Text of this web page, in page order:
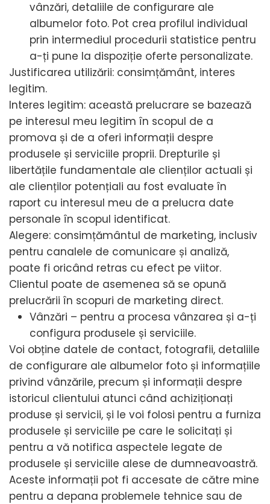
vânzări, detaliile de configurare ale
albumelor foto. Pot crea profilul individual
prin intermediul procedurii statistice pentru
a-ți pune la dispoziție oferte personalizate.
Justificarea utilizării: consimțământ, interes
legitim.
Interes legitim: această prelucrare se bazează
pe interesul meu legitim în scopul de a
promova și de a oferi informații despre
produsele și serviciile proprii. Drepturile și
libertățile fundamentale ale clienților actuali și
ale clienților potențiali au fost evaluate în
raport cu interesul meu de a prelucra date
personale în scopul identificat.
Alegere: consimțământul de marketing, inclusiv
pentru canalele de comunicare și analiză,
poate fi oricând retras cu efect pe viitor.
Clientul poate de asemenea să se opună
prelucrării în scopuri de marketing direct.
Vânzări – pentru a procesa vânzarea și a-ți
configura produsele și serviciile.
Voi obține datele de contact, fotografii, detaliile
de configurare ale albumelor foto și informațiile
privind vânzările, precum și informații despre
istoricul clientului atunci când achiziționați
produse și servicii, și le voi folosi pentru a furniza
produsele și serviciile pe care le solicitați și
pentru a vă notifica aspectele legate de
produsele și serviciile alese de dumneavoastră.
Aceste informații pot fi accesate de către mine
pentru a depana problemele tehnice sau de